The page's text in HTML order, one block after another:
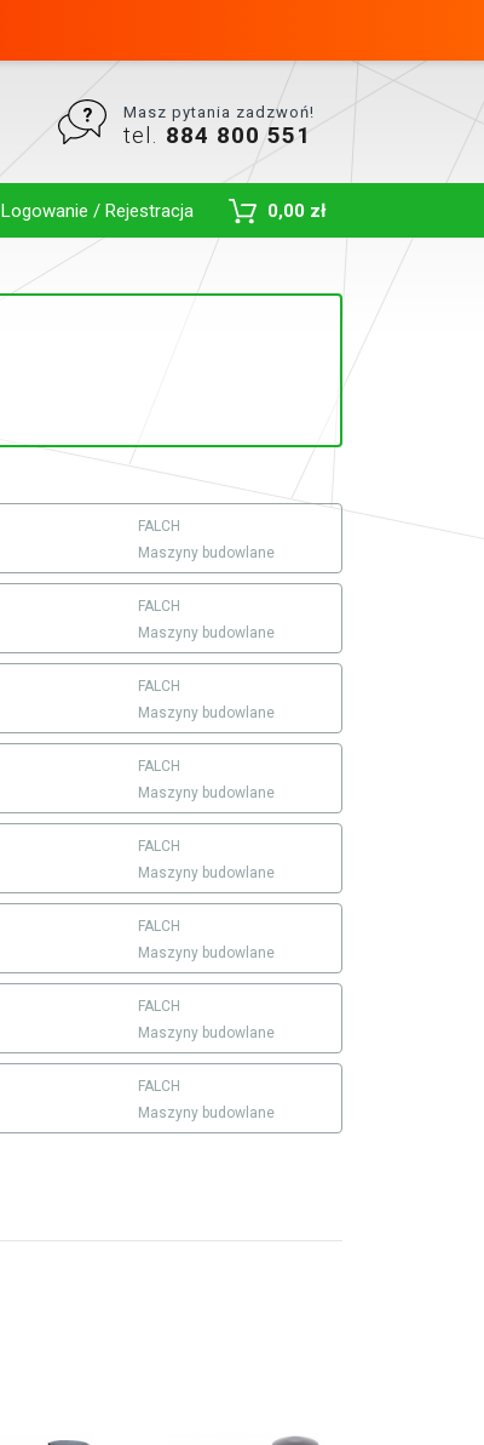
Masz pytania zadzwoń!
tel. 884 800 551
Logowanie / Rejestracja 0,00 zł
FALCH
Maszyny budowlane
FALCH
Maszyny budowlane
FALCH
Maszyny budowlane
FALCH
Maszyny budowlane
FALCH
Maszyny budowlane
FALCH
Maszyny budowlane
FALCH
Maszyny budowlane
FALCH
Maszyny budowlane